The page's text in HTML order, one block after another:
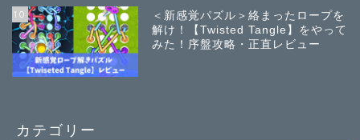
10
＜新感覚パズル＞絡まったロープを
解け！【Twisted Tangle】をやって
みた！序盤攻略・正直レビュー
カテゴリー